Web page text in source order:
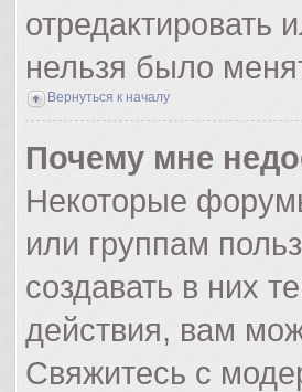
отредактировать
нельзя было
Вернуться к началу
Почему мне
Некоторые
или группам
создавать в них
действия, вам
Свяжитесь с